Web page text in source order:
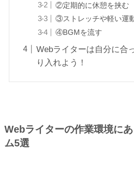
②定期的に休憩を挟む
③ストレッチや軽い運
④BGMを流す
Webライターは自分に合
り入れよう！
Webライターの作業環境に
ム5選